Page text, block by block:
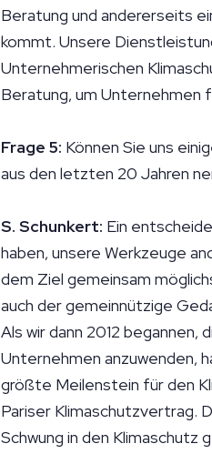
Beratung und andererseits
kommt. Unsere
Unternehmerischen
Beratung, um Unternehmen
Frage 5: Können Sie uns
aus den letzten 20 Jahren
S. Schunkert: Ein
haben, unsere Werkzeuge
dem Ziel gemeinsam
auch der gemeinnützige
Als wir dann 2012 begannen,
Unternehmen anzuwenden,
größte Meilenstein für den
Pariser Klimaschutzvertrag.
Schwung in den Klimaschutz